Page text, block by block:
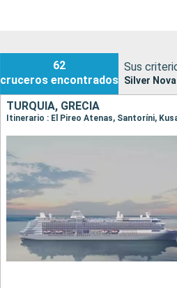
62
cruceros encontrados
Sus
Silver Nova
TURQUÍA, GRECIA
Itinerario : El Pireo Atenas, Santoríni,